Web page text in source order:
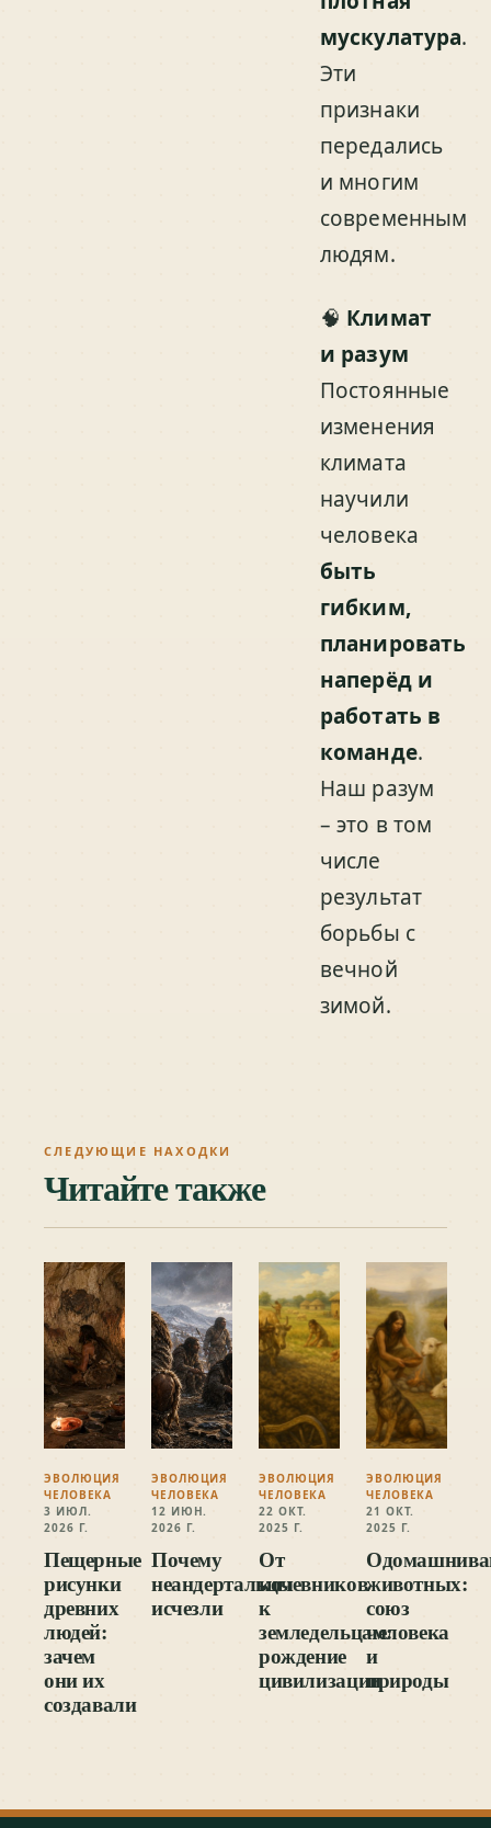
мускулатура.
Эти
признаки
передались
и многим
современным
людям.
🧠 Климат
и разум
Постоянные
изменения
климата
научили
человека
быть
гибким,
планировать
наперёд и
работать в
команде.
Наш разум
– это в том
числе
результат
борьбы с
вечной
зимой.
СЛЕДУЮЩИЕ НАХОДКИ
Читайте также
ЭВОЛЮЦИЯ
ЧЕЛОВЕКА
3 ИЮЛ.
2026 Г.
Пещерные
рисунки
древних
людей:
зачем
они их
создавали
ЭВОЛЮЦИЯ
ЧЕЛОВЕКА
12 ИЮН.
2026 Г.
Почему
неандертальцы
исчезли
ЭВОЛЮЦИЯ
ЧЕЛОВЕКА
22 ОКТ.
2025 Г.
От
кочевников
к
земледельцам:
рождение
цивилизации
ЭВОЛЮЦИЯ
ЧЕЛОВЕКА
21 ОКТ.
2025 Г.
животных:
союз
человека
и
природы